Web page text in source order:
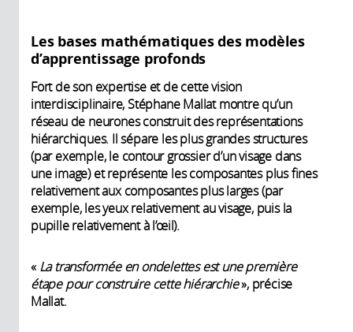
Les bases mathématiques des modèles
d’apprentissage profonds
Fort de son expertise et de cette vision
interdisciplinaire, Stéphane Mallat montre qu’un
réseau de neurones construit des représentations
hiérarchiques. Il sépare les plus grandes structures
(par exemple, le contour grossier d’un visage dans
une image) et représente les composantes plus fines
relativement aux composantes plus larges (par
exemple, les yeux relativement au visage, puis la
pupille relativement à l’œil).
« La transformée en ondelettes est une première
étape pour construire cette hiérarchie», précise
Mallat.